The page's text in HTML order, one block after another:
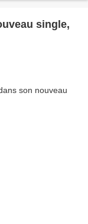
single,